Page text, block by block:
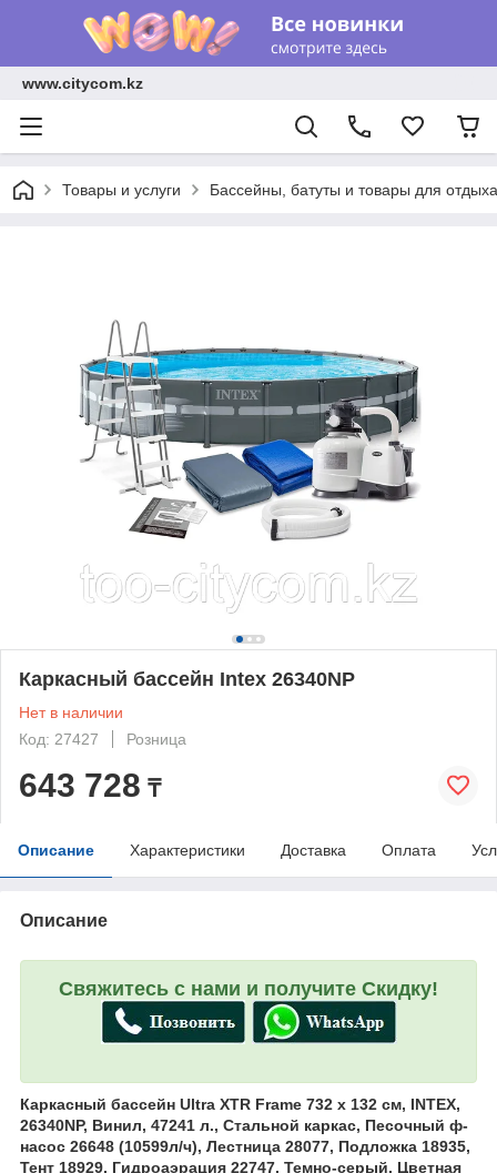
www.citycom.kz
Товары и услуги Бассейны, батуты и товары для
Каркасный бассейн Intex 26340NP
Нет в наличии
Код: 27427
Розница
643 728 ₸
Описание Характеристики Доставка Оплата
Описание
Свяжитесь с нами и получите Скидку!
Каркасный бассейн Ultra XTR Frame 732 х 132 см, INTEX,
26340NP, Винил, 47241 л., Стальной каркас, Песочный ф-
насос 26648 (10599л/ч), Лестница 28077, Подложка 18935,
Тент 18929, Гидроаэрация 22747, Темно-серый, Цветная